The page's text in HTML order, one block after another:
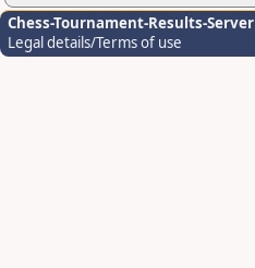
Chess-Tournament-Results-Server
Legal details/Terms of use